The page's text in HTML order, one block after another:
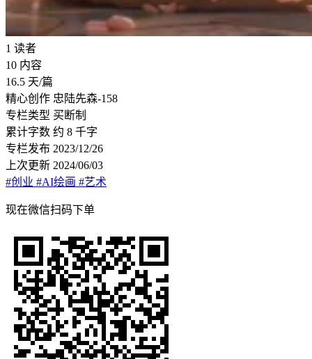
1 读者
10 内容
16.5 天/篇
精心创作 忠陆先森-158
专栏类型 买断制
累计字数 约 8 千字
专栏发布 2023/12/26
上次更新 2024/06/03
#创业 #AI绘画 #艺术
现在微信扫码下单